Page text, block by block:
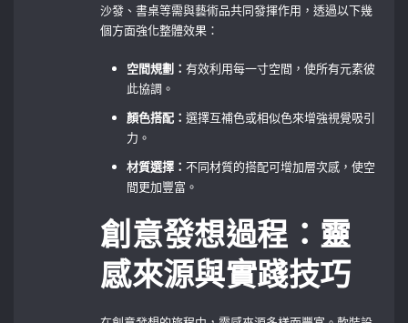
沙發、書桌等需與藝術品共同發揮作用，透過以下幾
個方面強化整體效果：
空間規劃：有效利用每一寸空間，使所有元素彼
此協調。
顏色搭配：選擇互補色或相似色來增強視覺吸引
力。
材質選擇：不同材質的搭配可增加層次感，使空
間更加豐富。
創意發想過程：靈
感來源與實踐技巧